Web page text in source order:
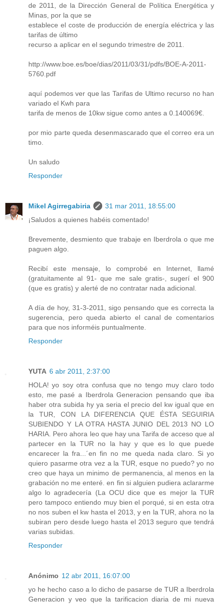
de 2011, de la Dirección General de Política Energética y
Minas, por la que se
establece el coste de producción de energía eléctrica y las
tarifas de último
recurso a aplicar en el segundo trimestre de 2011.
http://www.boe.es/boe/dias/2011/03/31/pdfs/BOE-A-2011-
5760.pdf
aquí podemos ver que las Tarifas de Ultimo recurso no han
variado el Kwh para
tarifa de menos de 10kw sigue como antes a 0.140069€.
por mio parte queda desenmascarado que el correo era un
timo.
Un saludo
Responder
Mikel Agirregabiria
31 mar 2011, 18:55:00
¡Saludos a quienes habéis comentado!
Brevemente, desmiento que trabaje en Iberdrola o que me
paguen algo.
Recibí este mensaje, lo comprobé en Internet, llamé
(gratuitamente al 91- que me sale gratis-, sugerí el 900
(que es gratis) y alerté de no contratar nada adicional.
A día de hoy, 31-3-2011, sigo pensando que es correcta la
sugerencia, pero queda abierto el canal de comentarios
para que nos informéis puntualmente.
Responder
YUTA 6 abr 2011, 2:37:00
HOLA! yo soy otra confusa que no tengo muy claro todo
esto, me pasé a Iberdrola Generacion pensando que iba
haber otra subida hy ya seria el precio del kw igual que en
la TUR, CON LA DIFERENCIA QUE ÉSTA SEGUIRIA
SUBIENDO Y LA OTRA HASTA JUNIO DEL 2013 NO LO
HARIA. Pero ahora leo que hay una Tarifa de acceso que al
partecer en la TUR no la hay y que es lo que puede
encarecer la fra...´en fin no me queda nada claro. Si yo
quiero pasarme otra vez a la TUR, esque no puedo? yo no
creo que haya un minimo de permanencia, al menos en la
grabación no me enteré. en fin si alguien pudiera aclararme
algo lo agradecería (La OCU dice que es mejor la TUR
pero tampoco entiendo muy bien el porqué, si en esta otra
no nos suben el kw hasta el 2013, y en la TUR, ahora no la
subiran pero desde luego hasta el 2013 seguro que tendrá
varias subidas.
Responder
Anónimo 12 abr 2011, 16:07:00
yo he hecho caso a lo dicho de pasarse de TUR a Iberdrola
Generacion y veo que la tarificacion diaria de mi nueva